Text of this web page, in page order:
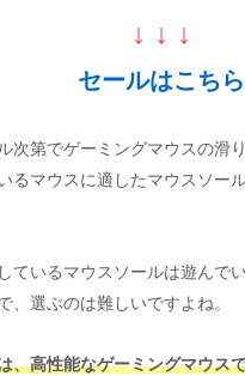
↓ ↓ ↓
セールはこちら
次第でゲーミングマウスの滑
るマウスに適したマウスソー
ているマウスソールは遊んで
、選ぶのは難しいですよね。
、高性能なゲーミングマウス